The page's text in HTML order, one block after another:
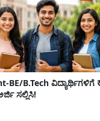
B.Tech ವಿದ್ಯಾರ್ಥಿಗಳಿಗೆ
ಸಲ್ಲಿಸಿ!